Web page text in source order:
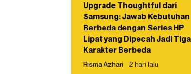
Upgrade Thoughtful dari
Samsung: Jawab Kebutuhan
Berbeda dengan Series HP
Lipat yang Dipecah Jadi Tiga
Karakter Berbeda
Risma Azhari 2 hari lalu